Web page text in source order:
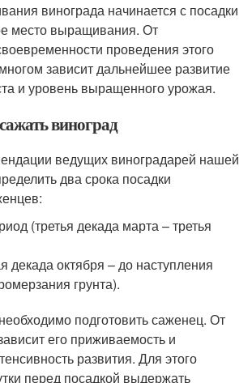
винограда начинается с посадки
место выращивания. От
проведения этого
зависит дальнейшее развитие
и уровень выращенного урожая.
виноград
ведущих виноградарей нашей
два срока посадки
(третья декада марта – третья
декада октября – до наступления
грунта).
подготовить саженец. От
его приживаемость и
развития. Для этого
перед посадкой выдержать